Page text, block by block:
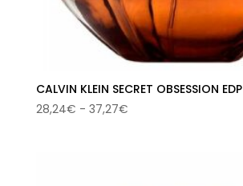
CALVIN KLEIN SECRET OBSESSION EDP
28,24€ - 37,27€Rango